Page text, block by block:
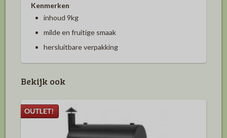
Kenmerken
inhoud 9kg
milde en fruitige smaak
hersluitbare verpakking
Bekijk ook